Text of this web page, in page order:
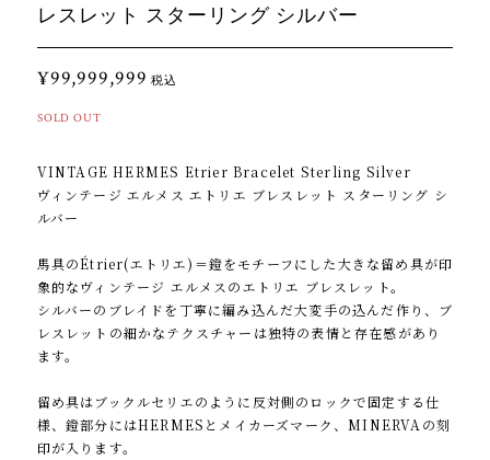
レスレット スターリング シルバー
¥99,999,999 税込
SOLD OUT
VINTAGE HERMES Etrier Bracelet Sterling Silver
ヴィンテージ エルメス エトリエ ブレスレット スターリング シ
ルバー
馬具のÉtrier(エトリエ)＝鐙をモチーフにした大きな留め具が印
象的なヴィンテージ エルメスのエトリエ ブレスレット。
シルバーのブレイドを丁寧に編み込んだ大変手の込んだ作り、ブ
レスレットの細かなテクスチャーは独特の表情と存在感があり
ます。
留め具はブックルセリエのように反対側のロックで固定する仕
様、鐙部分にはHERMESとメイカーズマーク、MINERVAの刻
印が入ります。